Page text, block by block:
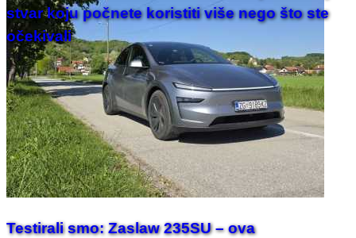
stvar koju počnete koristiti više nego što ste
očekivali
Testirali smo: Zaslaw 235SU – ova